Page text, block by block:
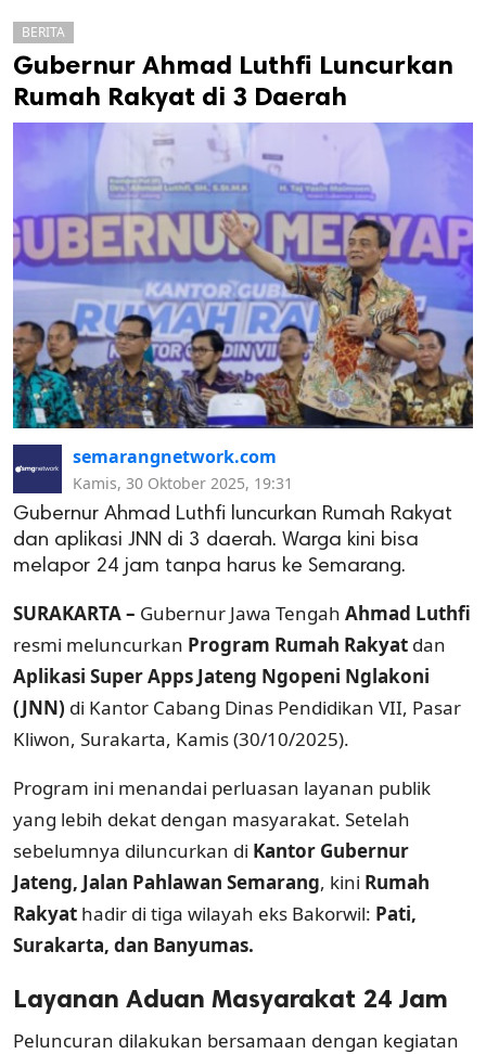
cipta.
BERITA
Gubernur Ahmad Luthfi Luncurkan
Rumah Rakyat di 3 Daerah
semarangnetwork.com
Kamis, 30 Oktober 2025, 19:31
Gubernur Ahmad Luthfi luncurkan Rumah Rakyat
dan aplikasi JNN di 3 daerah. Warga kini bisa
melapor 24 jam tanpa harus ke Semarang.
SURAKARTA – Gubernur Jawa Tengah Ahmad Luthfi
resmi meluncurkan Program Rumah Rakyat dan
Aplikasi Super Apps Jateng Ngopeni Nglakoni
(JNN) di Kantor Cabang Dinas Pendidikan VII, Pasar
Kliwon, Surakarta, Kamis (30/10/2025).
Program ini menandai perluasan layanan publik
yang lebih dekat dengan masyarakat. Setelah
sebelumnya diluncurkan di Kantor Gubernur
Jateng, Jalan Pahlawan Semarang, kini Rumah
Rakyat hadir di tiga wilayah eks Bakorwil: Pati,
Surakarta, dan Banyumas.
Layanan Aduan Masyarakat 24 Jam
Peluncuran dilakukan bersamaan dengan kegiatan